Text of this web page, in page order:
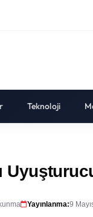
Teknoloji
Yayınlanma:9